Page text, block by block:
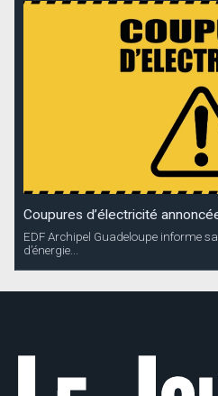
Coupures d’électricité
EDF Archipel Guadeloupe informe
d’énergie...